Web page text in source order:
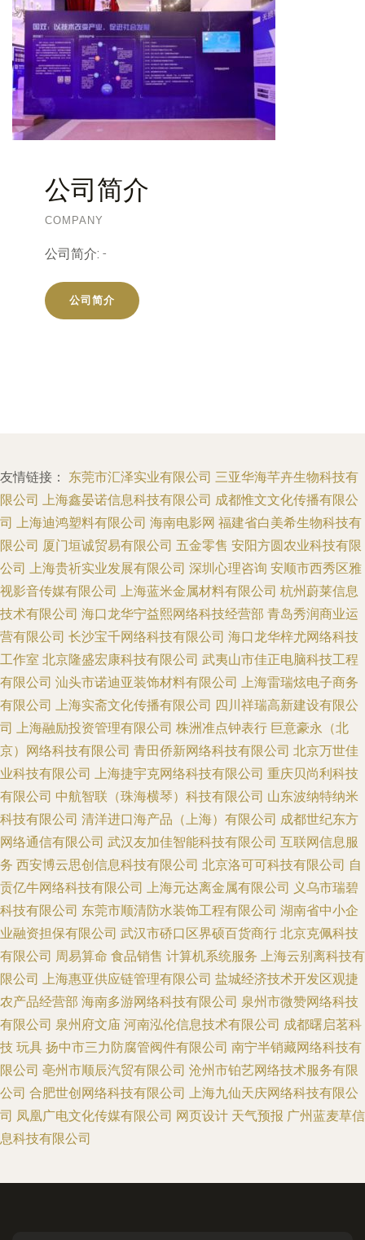
公司简介
COMPANY
公司简介: -
公司简介
友情链接： 东莞市汇泽实业有限公司 三亚华海芊卉生物科技有
限公司 上海鑫晏诺信息科技有限公司 成都惟文文化传播有限公
司 上海迪鸿塑料有限公司 海南电影网 福建省白美希生物科技有
限公司 厦门垣诚贸易有限公司 五金零售 安阳方圆农业科技有限
公司 上海贵祈实业发展有限公司 深圳心理咨询 安顺市西秀区雅
视影音传媒有限公司 上海蓝米金属材料有限公司 杭州蔚莱信息
技术有限公司 海口龙华宁益熙网络科技经营部 青岛秀润商业运
营有限公司 长沙宝千网络科技有限公司 海口龙华梓尤网络科技
工作室 北京隆盛宏康科技有限公司 武夷山市佳正电脑科技工程
有限公司 汕头市诺迪亚装饰材料有限公司 上海雷瑞炫电子商务
有限公司 上海实斋文化传播有限公司 四川祥瑞高新建设有限公
司 上海融励投资管理有限公司 株洲准点钟表行 巨意豪永（北
京）网络科技有限公司 青田侨新网络科技有限公司 北京万世佳
业科技有限公司 上海捷宇克网络科技有限公司 重庆贝尚利科技
有限公司 中航智联（珠海横琴）科技有限公司 山东波纳特纳米
科技有限公司 清洋进口海产品（上海）有限公司 成都世纪东方
网络通信有限公司 武汉友加佳智能科技有限公司 互联网信息服
务 西安博云思创信息科技有限公司 北京洛可可科技有限公司 自
贡亿牛网络科技有限公司 上海元达离金属有限公司 义乌市瑞碧
科技有限公司 东莞市顺清防水装饰工程有限公司 湖南省中小企
业融资担保有限公司 武汉市硚口区界硕百货商行 北京克佩科技
有限公司 周易算命 食品销售 计算机系统服务 上海云别离科技有
限公司 上海惠亚供应链管理有限公司 盐城经济技术开发区观捷
农产品经营部 海南多游网络科技有限公司 泉州市微赞网络科技
有限公司 泉州府文庙 河南泓伦信息技术有限公司 成都曙启茗科
技 玩具 扬中市三力防腐管阀件有限公司 南宁半销藏网络科技有
限公司 亳州市顺辰汽贸有限公司 沧州市铂艺网络技术服务有限
公司 合肥世创网络科技有限公司 上海九仙天庆网络科技有限公
司 凤凰广电文化传媒有限公司 网页设计 天气预报 广州蓝麦草信
息科技有限公司